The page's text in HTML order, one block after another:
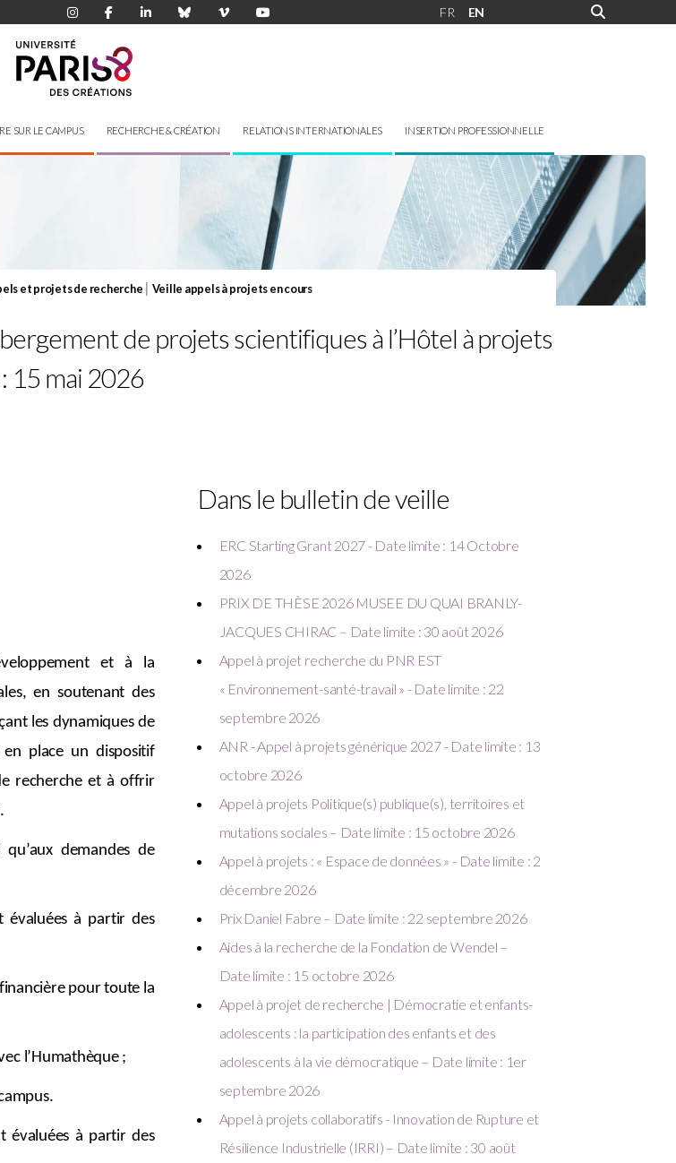
FR EN
SUR LE CAMPUS RECHERCHE & CRÉATION RELATIONS INTERNATIONALES INSERTION PROFESSIONNELLE
et projets de recherche | Veille appels à projets en cours
de projets scientifiques à l’Hôtel à projets
15 mai 2026
et à la
en soutenant des
les dynamiques de
place un dispositif
recherche et à offrir
demandes de
évaluées à partir des
pour toute la
l’Humathèque ;
évaluées à partir des
Dans le bulletin de veille
ERC Starting Grant 2027 - Date limite : 14 Octobre
2026
PRIX DE THÈSE 2026 MUSEE DU QUAI BRANLY-
JACQUES CHIRAC – Date limite : 30 août 2026
Appel à projet recherche du PNR EST
« Environnement-santé-travail » - Date limite : 22
septembre 2026
ANR - Appel à projets générique 2027 - Date limite : 13
octobre 2026
Appel à projets Politique(s) publique(s), territoires et
mutations sociales – Date limite : 15 octobre 2026
Appel à projets : « Espace de données » - Date limite : 2
décembre 2026
Prix Daniel Fabre – Date limite : 22 septembre 2026
Aides à la recherche de la Fondation de Wendel –
Date limite : 15 octobre 2026
Appel à projet de recherche | Démocratie et enfants-
adolescents : la participation des enfants et des
adolescents à la vie démocratique – Date limite : 1er
septembre 2026
Appel à projets collaboratifs - Innovation de Rupture et
Résilience Industrielle (IRRI) – Date limite : 30 août